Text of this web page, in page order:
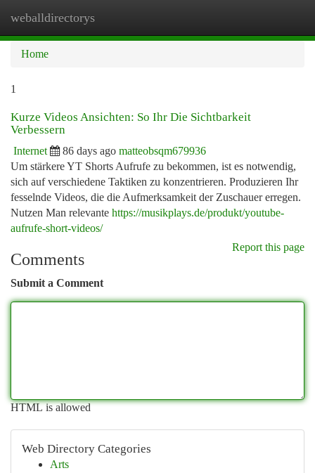
weballdirectorys
Home
1
Kurze Videos Ansichten: So Ihr Die Sichtbarkeit
Verbessern
Internet 86 days ago matteobsqm679936
Um stärkere YT Shorts Aufrufe zu bekommen, ist es notwendig,
sich auf verschiedene Taktiken zu konzentrieren. Produzieren Ihr
fesselnde Videos, die die Aufmerksamkeit der Zuschauer erregen.
Nutzen Man relevante https://musikplays.de/produkt/youtube-
aufrufe-short-videos/
Report this page
Comments
Submit a Comment
HTML is allowed
Web Directory Categories
Arts